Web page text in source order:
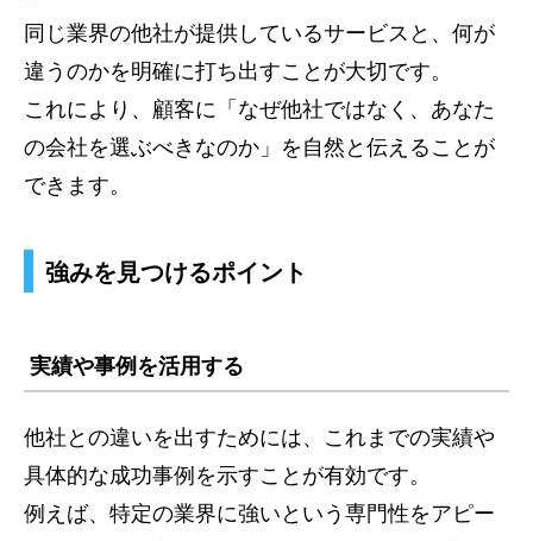
同じ業界の他社が提供しているサービスと、何が
違うのかを明確に打ち出すことが大切です。
これにより、顧客に「なぜ他社ではなく、あなた
の会社を選ぶべきなのか」を自然と伝えることが
できます。
強みを見つけるポイント
実績や事例を活用する
他社との違いを出すためには、これまでの実績や
具体的な成功事例を示すことが有効です。
例えば、特定の業界に強いという専門性をアピー